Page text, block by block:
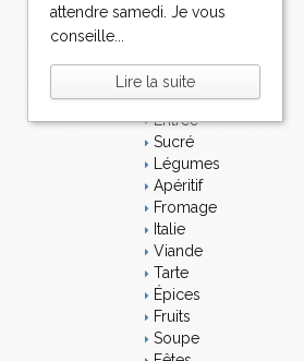
attendre samedi. Je vous
conseille...
Lire la suite
l
Plat
Bavardages
Entrée
Sucré
Légumes
Apéritif
Fromage
Italie
Viande
Tarte
Épices
Fruits
Soupe